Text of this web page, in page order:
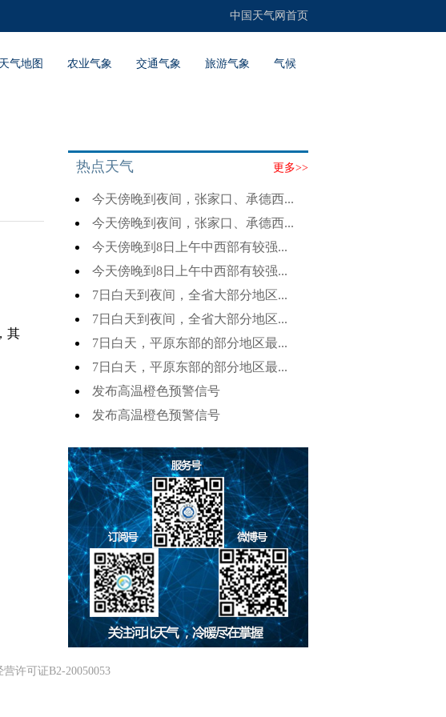
中国天气网首页
天气地图 农业气象 交通气象 旅游气象 气候
其
更多>>
热点天气
今天傍晚到夜间，张家口、承德西...
今天傍晚到夜间，张家口、承德西...
今天傍晚到8日上午中西部有较强...
今天傍晚到8日上午中西部有较强...
7日白天到夜间，全省大部分地区...
7日白天到夜间，全省大部分地区...
7日白天，平原东部的部分地区最...
7日白天，平原东部的部分地区最...
发布高温橙色预警信号
发布高温橙色预警信号
许可证B2-20050053